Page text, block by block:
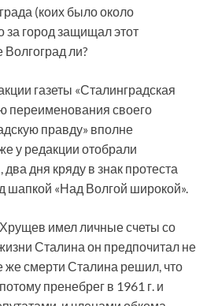
(коих было около
за город защищал этот
ли?
газеты «Сталинградская
переименования своего
правду» вполне
у редакции отобрали
дня кряду в знак протеста
шапкой «Над Волгой широкой».
имел личные счеты со
Сталина он предпочитал не
же смерти Сталина решил, что
пренебрег в 1961 г. и